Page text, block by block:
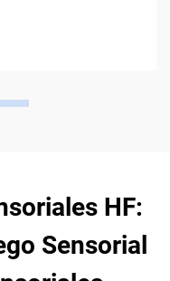
de los hf
HF:
Sensorial